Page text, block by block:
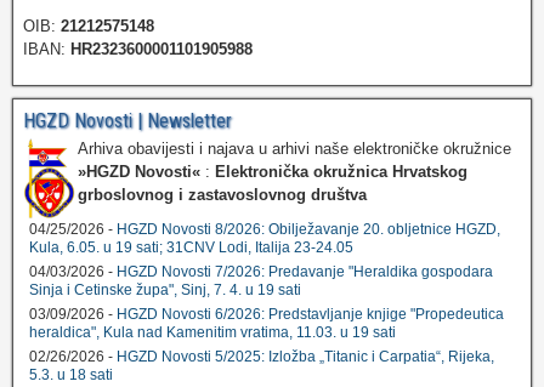
OIB: 21212575148
IBAN: HR2323600001101905988
HGZD Novosti | Newsletter
Arhiva obavijesti i najava u arhivi naše elektroničke okružnice
»HGZD Novosti« : Elektronička okružnica Hrvatskog
grboslovnog i zastavoslovnog društva
04/25/2026 - HGZD Novosti 8/2026: Obilježavanje 20. obljetnice HGZD,
Kula, 6.05. u 19 sati; 31CNV Lodi, Italija 23-24.05
04/03/2026 - HGZD Novosti 7/2026: Predavanje "Heraldika gospodara
Sinja i Cetinske župa", Sinj, 7. 4. u 19 sati
03/09/2026 - HGZD Novosti 6/2026: Predstavljanje knjige "Propedeutica
heraldica", Kula nad Kamenitim vratima, 11.03. u 19 sati
02/26/2026 - HGZD Novosti 5/2025: Izložba „Titanic i Carpatia“, Rijeka,
5.3. u 18 sati